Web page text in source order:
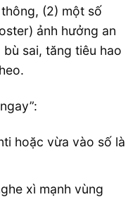
(2) một số
ảnh hưởng an
sai, tăng tiêu hao
hoặc vừa vào số là
xì mạnh vùng